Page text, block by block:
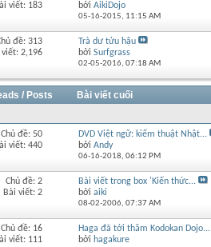
viết: 183
bởi AikiDojo
05-16-2015, 11:15 AM
đề: 313
viết: 2,196
Trà dư tửu hậu
bởi Surfgrass
02-05-2016, 07:18 AM
/ Posts
Bài viết cuối
Chủ đề: 50
viết: 440
DVD Việt ngữ: kiếm thuật Nhật...
bởi Andy
06-16-2018, 06:12 PM
Chủ đề: 2
Bài viết: 2
Bài viết trong box 'Kiến thức...
bởi aiki
08-02-2006, 07:37 AM
Chủ đề: 16
viết: 111
Haga đã tới thăm Kodokan Dojo...
bởi hagakure